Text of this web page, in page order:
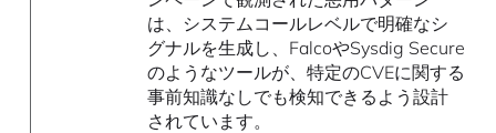
は、システムコールレベルで明確なシ
グナルを生成し、FalcoやSysdig Secure
のようなツールが、特定のCVEに関する
事前知識なしでも検知できるよう設計
されています。